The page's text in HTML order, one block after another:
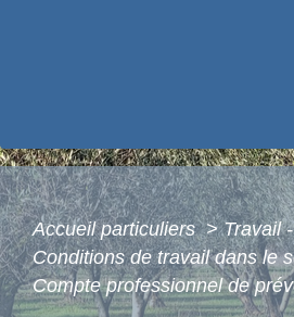
Accueil particuliers> Travail
Conditions de travail dans le
Compte professionnel de